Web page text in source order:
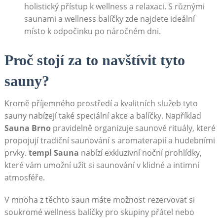
holistický přístup k wellness a relaxaci. S různými
saunami a wellness balíčky zde najdete ideální
místo k odpočinku po náročném dni.
Proč stojí za to navštívit tyto
sauny?
Kromě příjemného prostředí a kvalitních služeb tyto
sauny nabízejí také speciální akce a balíčky. Například
Sauna Brno pravidelně organizuje saunové rituály, které
propojují tradiční saunování s aromaterapií a hudebními
prvky. templ Sauna nabízí exkluzivní noční prohlídky,
které vám umožní užít si saunování v klidné a intimní
atmosféře.
V mnoha z těchto saun máte možnost rezervovat si
soukromé wellness balíčky pro skupiny přátel nebo